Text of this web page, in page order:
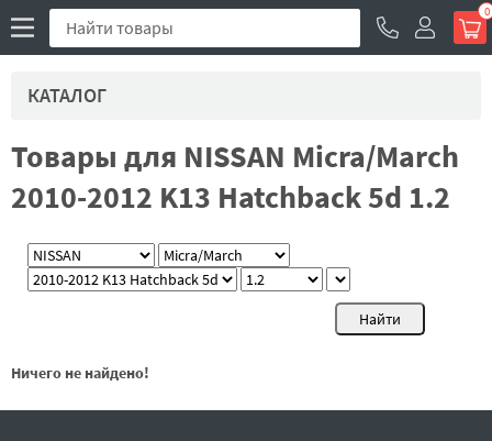
0
КАТАЛОГ
Товары для NISSAN Micra/March
2010-2012 K13 Hatchback 5d 1.2
Ничего не найдено!